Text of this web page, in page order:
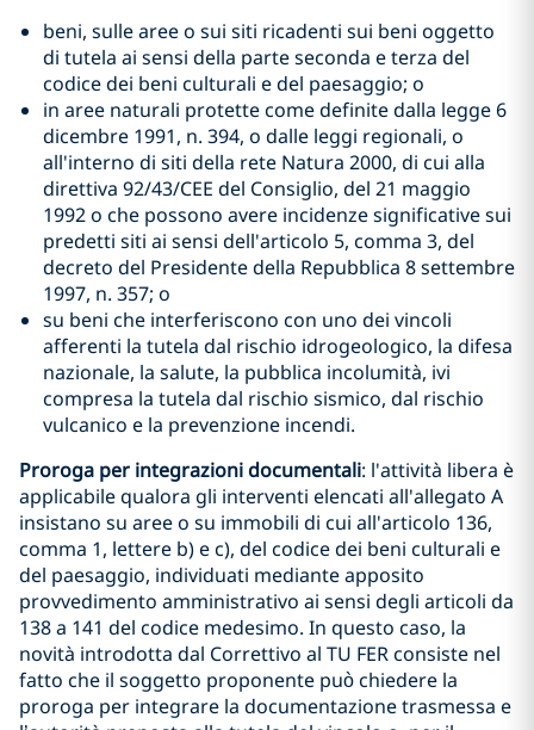
beni, sulle aree o sui siti ricadenti sui beni oggetto
di tutela ai sensi della parte seconda e terza del
codice dei beni culturali e del paesaggio; o
in aree naturali protette come definite dalla legge 6
dicembre 1991, n. 394, o dalle leggi regionali, o
all'interno di siti della rete Natura 2000, di cui alla
direttiva 92/43/CEE del Consiglio, del 21 maggio
1992 o che possono avere incidenze significative sui
predetti siti ai sensi dell'articolo 5, comma 3, del
decreto del Presidente della Repubblica 8 settembre
1997, n. 357; o
su beni che interferiscono con uno dei vincoli
afferenti la tutela dal rischio idrogeologico, la difesa
nazionale, la salute, la pubblica incolumità, ivi
compresa la tutela dal rischio sismico, dal rischio
vulcanico e la prevenzione incendi.
Proroga per integrazioni documentali: l'attività libera è
applicabile qualora gli interventi elencati all'allegato A
insistano su aree o su immobili di cui all'articolo 136,
comma 1, lettere b) e c), del codice dei beni culturali e
del paesaggio, individuati mediante apposito
provvedimento amministrativo ai sensi degli articoli da
138 a 141 del codice medesimo. In questo caso, la
novità introdotta dal Correttivo al TU FER consiste nel
fatto che il soggetto proponente può chiedere la
proroga per integrare la documentazione trasmessa e